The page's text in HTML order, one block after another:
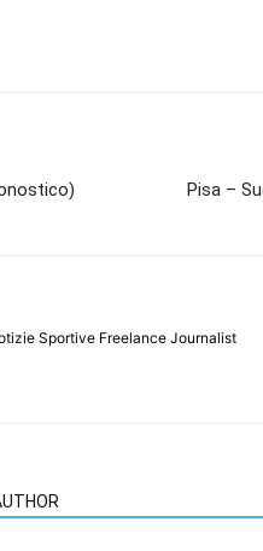
Pisa –
Sportive Freelance Journalist